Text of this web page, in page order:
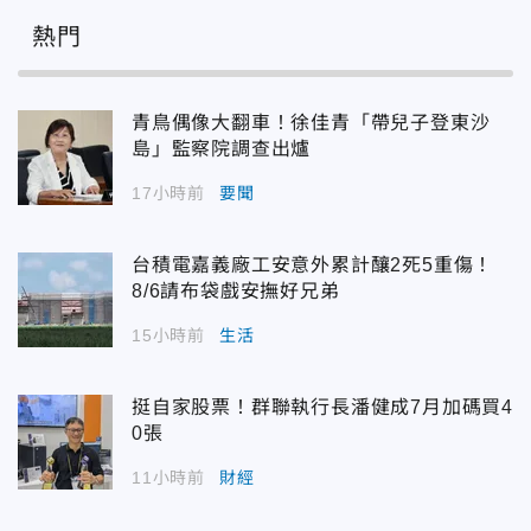
熱門
青鳥偶像大翻車！徐佳青「帶兒子登東沙
島」監察院調查出爐
17小時前 要聞
台積電嘉義廠工安意外累計釀2死5重傷！
8/6請布袋戲安撫好兄弟
15小時前 生活
挺自家股票！群聯執行長潘健成7月加碼買4
0張
11小時前 財經